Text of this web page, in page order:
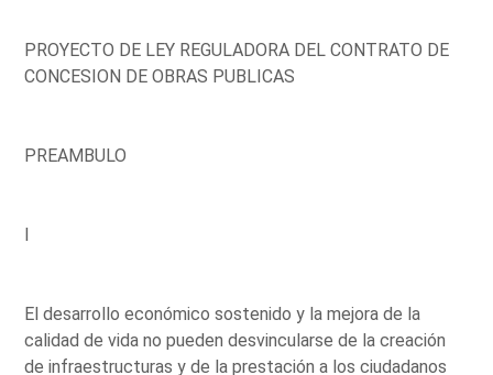
PROYECTO DE LEY REGULADORA DEL CONTRATO DE
CONCESION DE OBRAS PUBLICAS
PREAMBULO
I
El desarrollo económico sostenido y la mejora de la
calidad de vida no pueden desvincularse de la creación
de infraestructuras y de la prestación a los ciudadanos